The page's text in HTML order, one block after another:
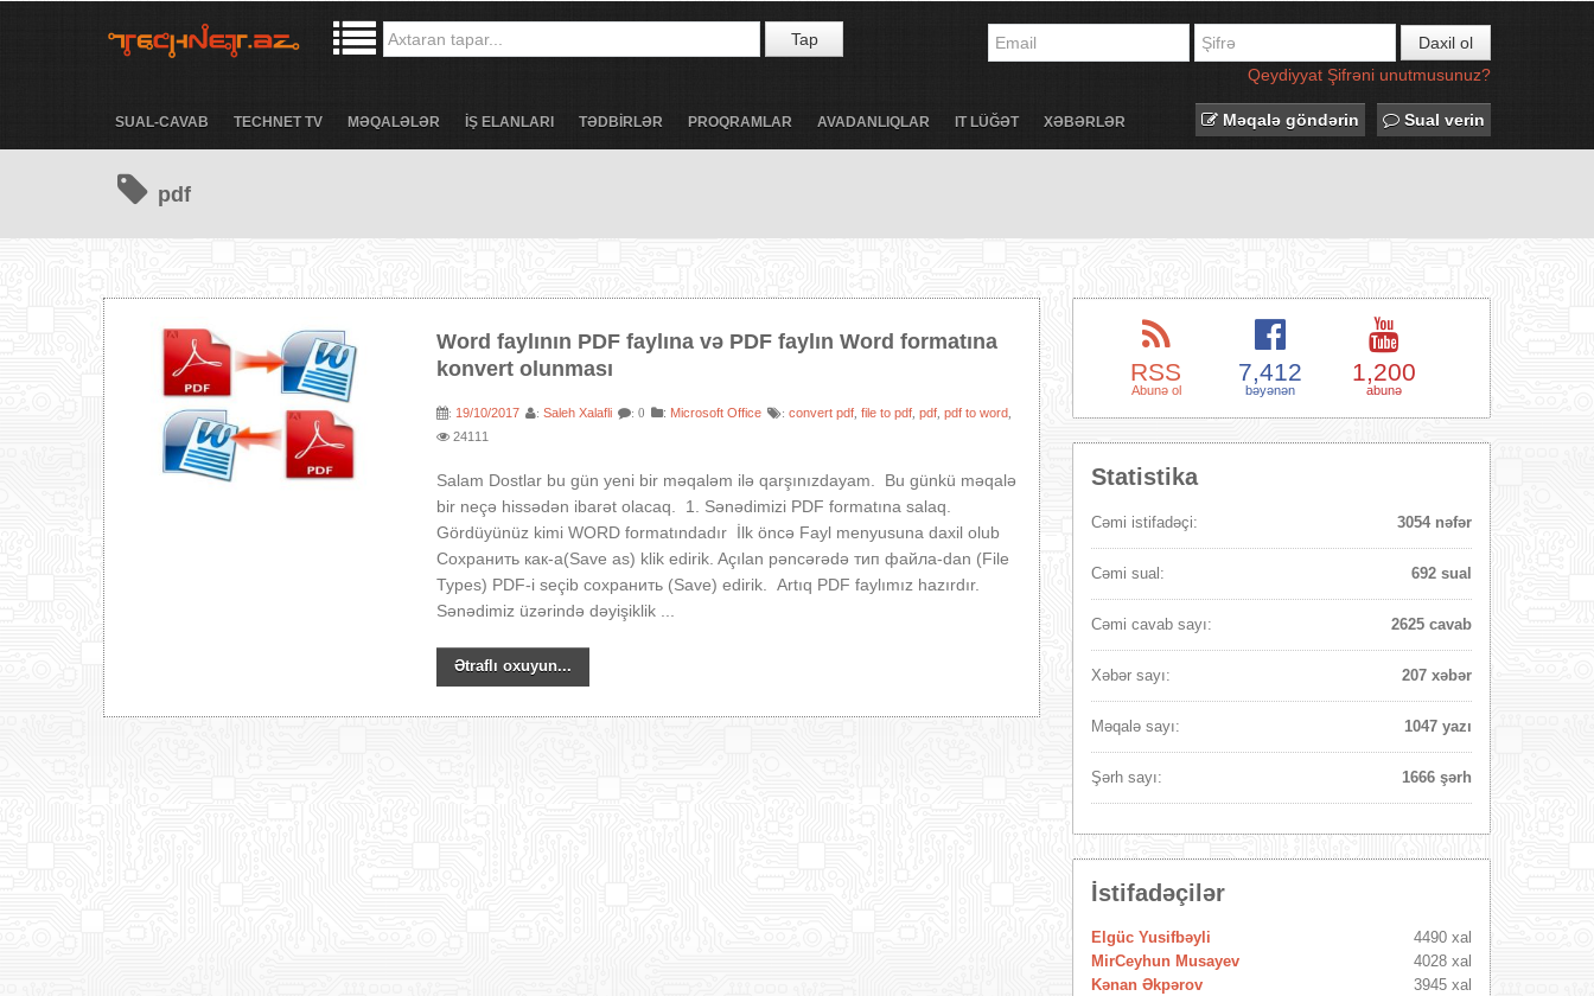
Tap
Daxil ol
Qeydiyyat Şifrəni unutmusunuz?
SUAL-CAVAB TECHNET TV MƏQALƏLƏR İŞ ELANLARI TƏDBİRLƏR PROQRAMLAR AVADANLIQLAR IT LÜĞƏT XƏBƏRLƏR Məqalə göndərin Sual verin
pdf
Word faylının PDF faylına və PDF faylın Word formatına
konvert olunması
: 19/10/2017 :Saleh Xalafli : 0 : Microsoft Office :convert pdf ,file to pdf ,pdf ,pdf to word
24111
Salam Dostlar bu gün yeni bir məqaləm ilə qarşınızdayam. Bu günkü məqalə
bir neçə hissədən ibarət olacaq. 1. Sənədimizi PDF formatına salaq.
Gördüyünüz kimi WORD formatındadır İlk öncə Fayl menyusuna daxil olub
Сохранить как-a(Save as) klik edirik. Açılan pəncərədə тип файла-dan (File
Types) PDF-i seçib сохранить (Save) edirik. Artıq PDF faylımız hazırdır.
Sənədimiz üzərində dəyişiklik ...
Ətraflı oxuyun...
RSS
Abunə ol
7,412
bəyənən
1,200
abunə
Statistika
Cəmi istifadəçi: 3054 nəfər
Cəmi sual: 692 sual
Cəmi cavab sayı: 2625 cavab
Xəbər sayı: 207 xəbər
Məqalə sayı: 1047 yazı
Şərh sayı: 1666 şərh
İstifadəçilər
Elgüc Yusifbəyli
4490 xal
MirCeyhun Musayev
4028 xal
Kənan Əkpərov
3945 xal